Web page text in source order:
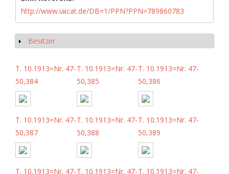
http://www.iaicat.de/DB=1/PPN?PPN=789860783
Anzeigen
Besitzer
T. 10.1913=Nr. 47-
50,384
T. 10.1913=Nr. 47-
50,385
T. 10.1913=Nr. 47-
50,386
T. 10.1913=Nr. 47-
50,387
T. 10.1913=Nr. 47-
50,388
T. 10.1913=Nr. 47-
50,389
T. 10.1913=Nr. 47-T. 10.1913=Nr. 47-T. 10.1913=Nr. 47-